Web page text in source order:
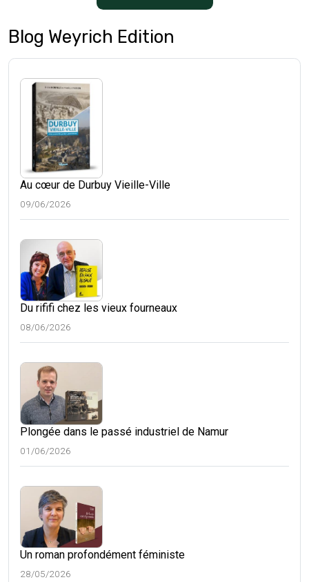
Blog Weyrich Edition
Au cœur de Durbuy Vieille-Ville
09/06/2026
Du rififi chez les vieux fourneaux
08/06/2026
Plongée dans le passé industriel de Namur
01/06/2026
Un roman profondément féministe
28/05/2026